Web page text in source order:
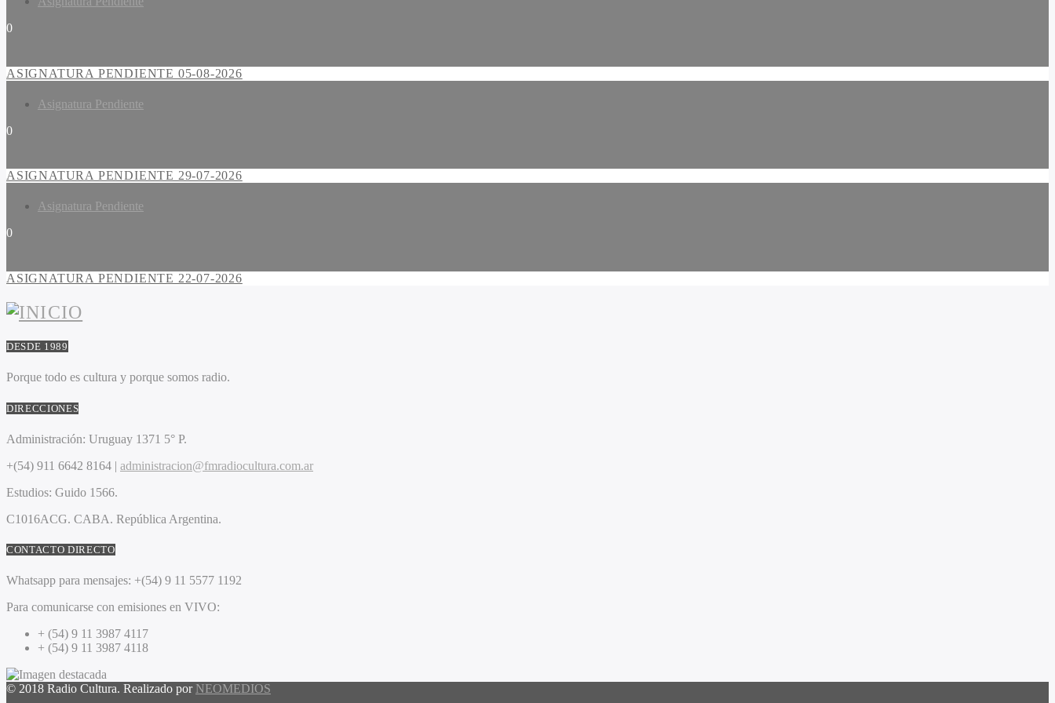
0
ASIGNATURA PENDIENTE 05-08-2026
Asignatura Pendiente
0
ASIGNATURA PENDIENTE 29-07-2026
Asignatura Pendiente
0
ASIGNATURA PENDIENTE 22-07-2026
DESDE 1989
Porque todo es cultura y porque somos radio.
DIRECCIONES
Administración: Uruguay 1371 5° P.
+(54) 911 6642 8164 | administracion@fmradiocultura.com.ar
Estudios: Guido 1566.
C1016ACG. CABA. República Argentina.
CONTACTO DIRECTO
Whatsapp para mensajes: +(54) 9 11 5577 1192
Para comunicarse con emisiones en VIVO:
+ (54) 9 11 3987 4117
+ (54) 9 11 3987 4118
© 2018 Radio Cultura. Realizado por NEOMEDIOS